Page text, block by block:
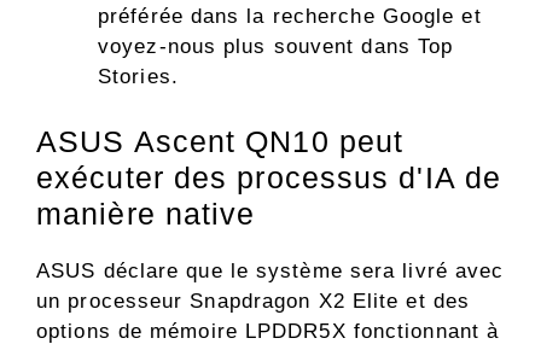
préférée dans la recherche Google et
voyez-nous plus souvent dans Top
Stories.
ASUS Ascent QN10 peut
exécuter des processus d'IA de
manière native
ASUS déclare que le système sera livré avec
un processeur Snapdragon X2 Elite et des
options de mémoire LPDDR5X fonctionnant à